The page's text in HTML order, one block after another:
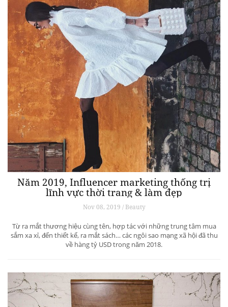
Năm 2019, Influencer marketing thống trị
lĩnh vực thời trang & làm đẹp
Nov 08, 2019 / Beauty
Từ ra mắt thương hiệu cùng tên, hợp tác với những trung tâm mua
sắm xa xỉ, đến thiết kế, ra mắt sách… các ngôi sao mạng xã hội đã thu
về hàng tỷ USD trong năm 2018.